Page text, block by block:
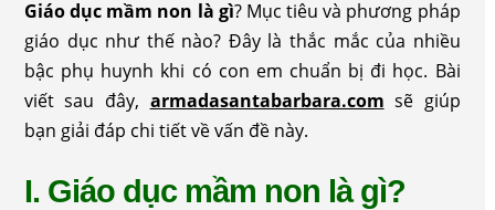
Giáo dục mầm non là gì? Mục tiêu và phương pháp
giáo dục như thế nào? Đây là thắc mắc của nhiều
bậc phụ huynh khi có con em chuẩn bị đi học. Bài
viết sau đây, armadasantabarbara.com sẽ giúp
bạn giải đáp chi tiết về vấn đề này.
I. Giáo dục mầm non là gì?